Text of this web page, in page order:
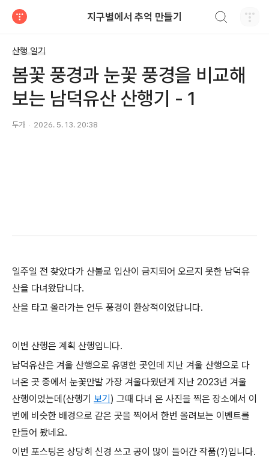
지구별에서 추억 만들기
산행 일기
봄꽃 풍경과 눈꽃 풍경을 비교해
보는 남덕유산 산행기 - 1
두가 2026. 5. 13. 20:38
일주일 전 찾았다가 산불로 입산이 금지되어 오르지 못한 남덕유
산을 다녀왔답니다.
산을 타고 올라가는 연두 풍경이 환상적이었답니다.
이번 산행은 계획 산행입니다.
남덕유산은 겨울 산행으로 유명한 곳인데 지난 겨울 산행으로 다
녀온 곳 중에서 눈꽃만발 가장 겨울다웠던게 지난 2023년 겨울
산행이었는데(산행기 보기) 그때 다녀 온 사진을 찍은 장소에서 이
번에 비슷한 배경으로 같은 곳을 찍어서 한번 올려보는 이벤트를
만들어 봤네요.
이번 포스팅은 상당히 신경 쓰고 공이 많이 들어간 작품(?)입니다.